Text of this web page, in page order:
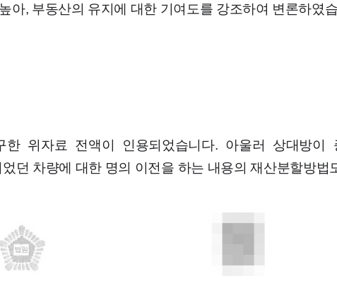
아, 부동산의 유지에 대한 기여도를 강조하여 변론하였
위자료 전액이 인용되었습니다. 아울러 상대방이
던 차량에 대한 명의 이전을 하는 내용의 재산분할방법